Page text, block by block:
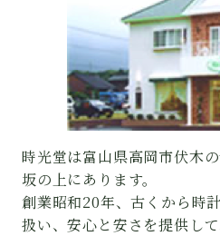
時光堂は富山県高岡市伏木
坂の上にあります。
創業昭和20年、古くから時
扱い、安心と安さを提供して